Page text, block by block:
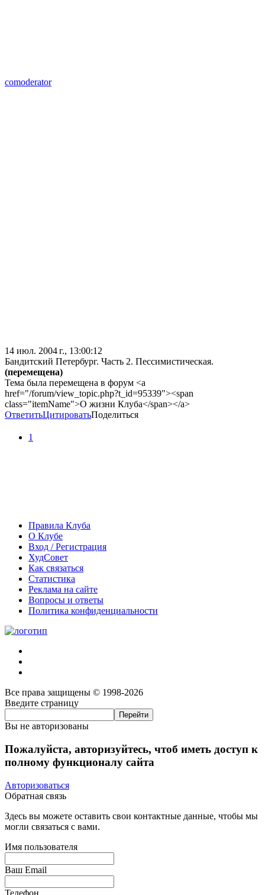
comoderator
14 июл. 2004 г., 13:00:12
Бандитский Петербург. Часть 2. Пессимистическая.
(перемещена)
Тема была перемещена в форум <a
href="/forum/view_topic.php?t_id=95339"><span
class="itemName">О жизни Клуба</span></a>
ОтветитьЦитироватьПоделиться
1
Правила Клуба
О Клубе
Вход / Регистрация
ХудСовет
Как связаться
Статистика
Реклама на сайте
Вопросы и ответы
Политика конфиденциальности
Все права защищены © 1998-2026
Введите страницу
Вы не авторизованы
Пожалуйста, авторизуйтесь, чтоб иметь доступ к
полному функционалу сайта
Авторизоваться
Обратная связь
Здесь вы можете оставить свои контактные данные, чтобы мы
могли связаться с вами.
Имя пользователя
Ваш Email
Телефон